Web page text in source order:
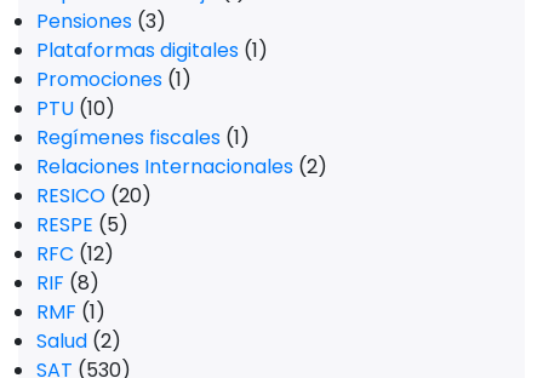
Pensiones (3)
Plataformas digitales (1)
Promociones (1)
PTU (10)
Regímenes fiscales (1)
Relaciones Internacionales (2)
RESICO (20)
RESPE (5)
RFC (12)
RIF (8)
RMF (1)
Salud (2)
SAT (530)